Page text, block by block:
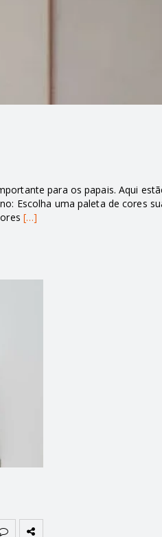
para os papais. Aqui
Escolha uma paleta de cores
[…]